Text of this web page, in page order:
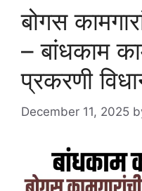
बोगस
– बांधकाम
प्रकरणी
December 11, 2025